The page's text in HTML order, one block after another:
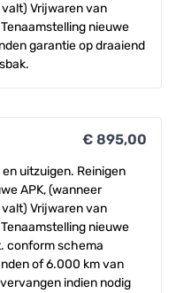
Vrijwaren van
nieuwe
garantie op draaiend
€ 895,00
uitzuigen. Reinigen
APK, (wanneer
Vrijwaren van
nieuwe
conform schema
of 6.000 km van
indien nodig